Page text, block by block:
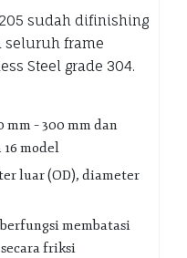
sudah difinishing
seluruh frame
Steel grade 304.
mm – 300 mm dan
model
luar (OD), diameter
membatasi
friksi